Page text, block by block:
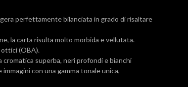
perfettamente bilanciata in grado di risaltare
la carta risulta molto morbida e vellutata.
ottici (OBA).
superba, neri profondi e bianchi
con una gamma tonale unica,